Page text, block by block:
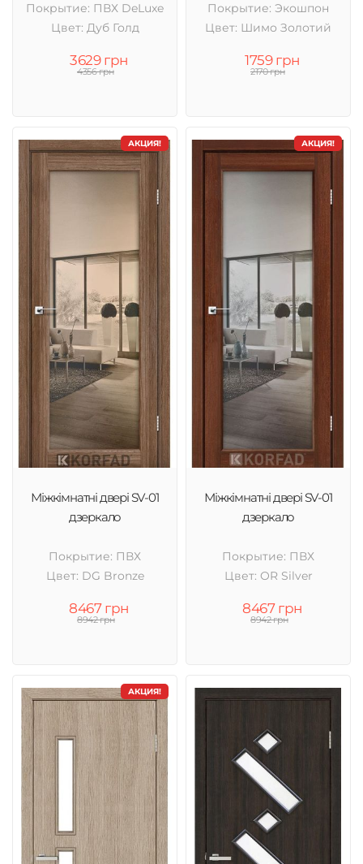
Покрытие: ПВХ DeLuxe
Цвет: Дуб Голд
3629 грн
4356 грн
Покрытие: Экошпон
Цвет: Шимо Золотий
1759 грн
2170 грн
АКЦИЯ!
Міжкімнатні двері SV-01
дзеркало
Покрытие: ПВХ
Цвет: DG Bronze
8467 грн
8942 грн
АКЦИЯ!
Міжкімнатні двері SV-01
дзеркало
Покрытие: ПВХ
Цвет: OR Silver
8467 грн
8942 грн
АКЦИЯ!